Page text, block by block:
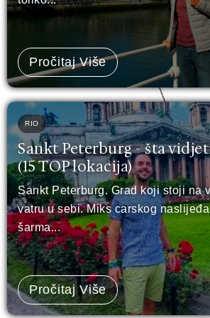
Pročitaj Više
RIO
Sankt Peterburg - šta
(15 TOP lokacija)
Sankt Peterburg. Grad koji stoji na
vatru u sebi. Miks carskog
šarma...
Pročitaj Više